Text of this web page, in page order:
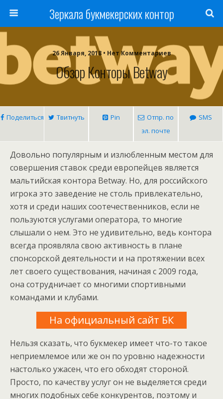
Зеркала букмекерских контор
26 Января, 2018 • Нет Комментариев
Обзор Конторы Betway
Поделиться Твитнуть Pin
Отпр. по
эл. почте
SMS
Довольно популярным и излюбленным местом для
совершения ставок среди европейцев является
мальтийская контора Betway. Но, для российского
игрока это заведение не столь привлекательно,
хотя и среди наших соотечественников, если не
пользуются услугами оператора, то многие
слышали о нем. Это не удивительно, ведь контора
всегда проявляла свою активность в плане
спонсорской деятельности и на протяжении всех
лет своего существования, начиная с 2009 года,
она сотрудничает со многими спортивными
командами и клубами.
На официальный сайт БК
Нельзя сказать, что букмекер имеет что-то такое
неприемлемое или же он по уровню надежности
настолько ужасен, что его обходят стороной.
Просто, по качеству услуг он не выделяется среди
многих подобных себе конкурентов, поэтому и